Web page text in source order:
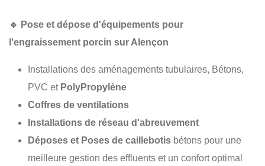
🔹 Pose et dépose d'équipements pour
l'engraissement porcin sur Alençon
Installations des aménagements tubulaires, Bétons,
PVC et PolyPropylène
Coffres de ventilations
Installations de réseau d'abreuvement
Déposes et Poses de caillebotis bétons pour une
meilleure gestion des effluents et un confort optimal